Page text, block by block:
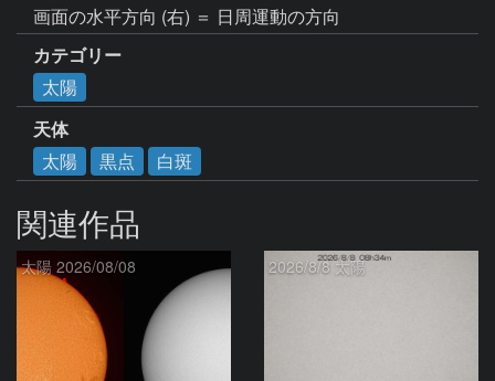
画面の水平方向 (右) ＝ 日周運動の方向
カテゴリー
太陽
天体
太陽
黒点 白斑
関連作品
太陽 2026/08/08 2026/8/8 太陽